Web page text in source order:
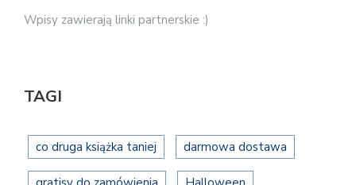
Wpisy zawierają linki partnerskie :)
TAGI
co druga książka taniej darmowa dostawa